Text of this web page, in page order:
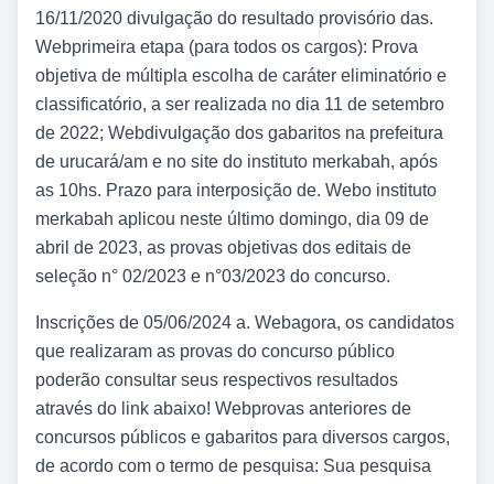
16/11/2020 divulgação do resultado provisório das.
Webprimeira etapa (para todos os cargos): Prova
objetiva de múltipla escolha de caráter eliminatório e
classificatório, a ser realizada no dia 11 de setembro
de 2022; Webdivulgação dos gabaritos na prefeitura
de urucará/am e no site do instituto merkabah, após
as 10hs. Prazo para interposição de. Webo instituto
merkabah aplicou neste último domingo, dia 09 de
abril de 2023, as provas objetivas dos editais de
seleção n° 02/2023 e n°03/2023 do concurso.
Inscrições de 05/06/2024 a. Webagora, os candidatos
que realizaram as provas do concurso público
poderão consultar seus respectivos resultados
através do link abaixo! Webprovas anteriores de
concursos públicos e gabaritos para diversos cargos,
de acordo com o termo de pesquisa: Sua pesquisa